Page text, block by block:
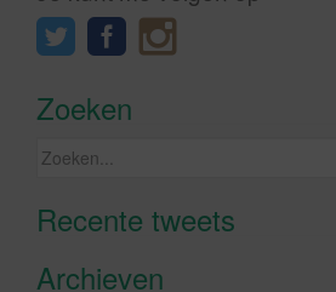
Zoeken
Zoeken
Recente tweets
Klik om marketing
Archieven